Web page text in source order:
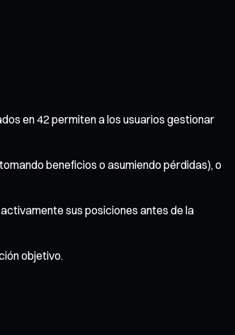
en 42 permiten a los usuarios gestionar
beneficios o asumiendo pérdidas), o
sus posiciones antes de la
objetivo.